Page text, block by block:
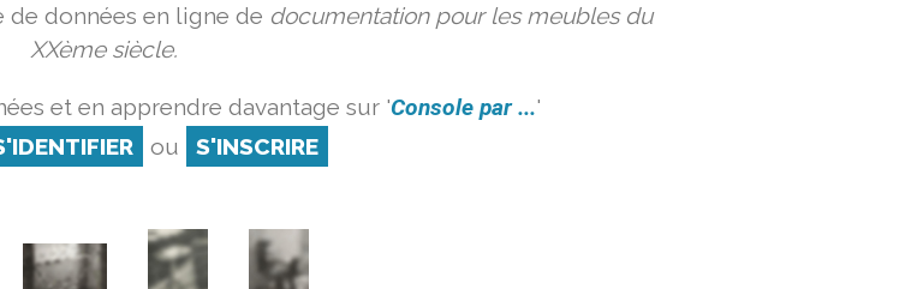
données en ligne de documentation pour les meubles du
XXème siècle.
et en apprendre davantage sur 'Console par ...'
ou S'INSCRIRE